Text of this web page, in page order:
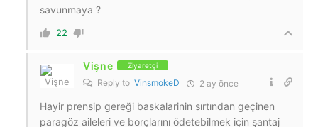
savunmaya ?
22
Vişne Ziyaretçi
Reply to VinsmokeD 2 ay önce
Hayir prensip gereği baskalarinin sırtından geçinen
paragöz aileleri ve borçlarını ödetebilmek için şantaj